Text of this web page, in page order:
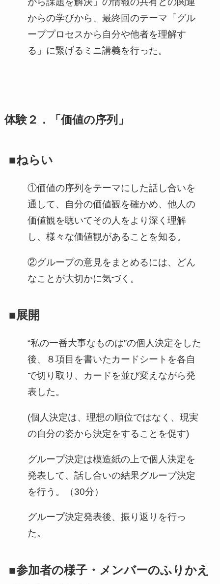
からの学びから、最終回のテーマ「グル
ーププロセスから自分や他者を理解す
る」に繋げるミニ講義を行った。
体験２．「価値の序列」
■ねらい
①価値の序列をテーマにした話し合いを
通して、自分の価値観を確かめ、他人の
価値観を聴いてその人をより深く理解
し、様々な価値観があることを知る。
②グループの意見をまとめるには、どん
なことが大切かに気づく。
■展開
“私の一番大事なものは”の個人決定をした
後、８項目を書いたカードシートを各自
で切り取り、カードを並び変えながら発
表した。
(個人決定は、理想の順位ではなく、現実
の自分の姿から決定をすることを促す)
グループ決定は模造紙の上で個人決定を
発表して、話し合いの結果グループ決定
を行う。（30分）
グループ決定発表後、振り返りを行っ
た。
■参加者の様子・メンバーのふりかえ